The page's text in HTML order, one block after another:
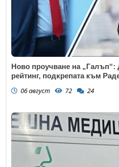
Ново проучване на
рейтинг, подкрепата към
06 август 72 24